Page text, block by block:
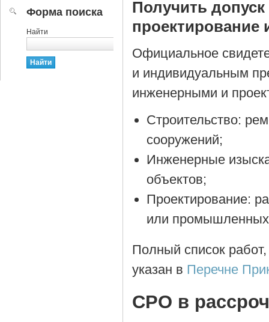
Получить
проектирование
Официальное
и индивидуальным
инженерными и
Строительство:
сооружений;
Инженерные
объектов;
Проектирование:
или промышленных
Полный список
указан в Перечне
СРО в
Форма поиска
Найти